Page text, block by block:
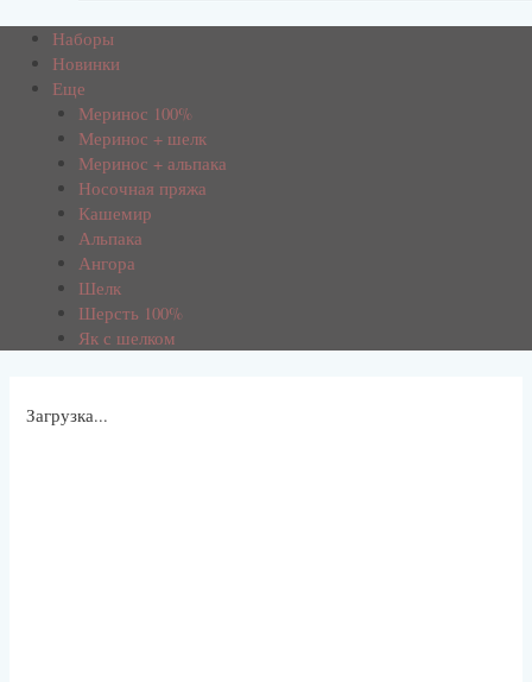
Наборы
Новинки
Еще
Меринос 100%
Меринос + шелк
Меринос + альпака
Носочная пряжа
Кашемир
Альпака
Ангора
Шелк
Шерсть 100%
Як с шелком
Загрузка...